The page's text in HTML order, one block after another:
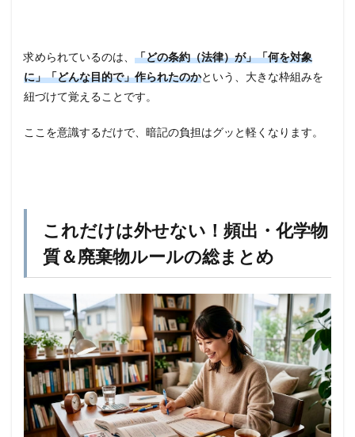
求められているのは、 「どの条約（法律）が」「何を対象
に」「どんな目的で」作られたのかという、大きな枠組みを
紐づけて覚えることです。
ここを意識するだけで、暗記の負担はグッと軽くなります。
これだけは外せない！頻出・化学物
質＆廃棄物ルールの総まとめ